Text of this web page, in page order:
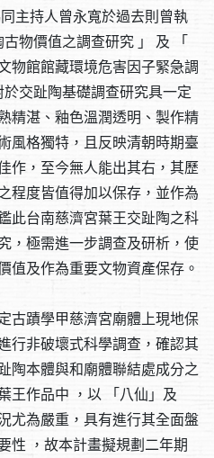
主持人曾永寬於過去則曾執
物價值之調查研究 」 及 「
物館館藏環境危害因子緊急調
交趾陶基礎調查研究具一定
精湛、釉色溫潤透明、製作精
風格獨特，且反映清朝時期臺
作，至今無人能出其右，其歷
程度皆值得加以保存，並作為
此台南慈濟宮葉王交趾陶之科
，極需進一步調查及研析，使
值及作為重要文物資產保存。
古蹟學甲慈濟宮廟體上現地保
行非破壞式科學調查，確認其
陶本體與和廟體聯結處成分之
王作品中 ，以 「八仙」及
尤為嚴重，具有進行其全面盤
性 ，故本計畫擬規劃二年期